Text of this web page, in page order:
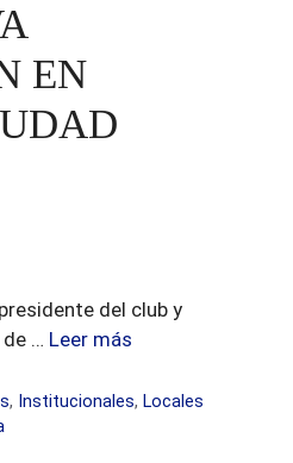
EN
del club y
… Leer más
, Institucionales, Locales